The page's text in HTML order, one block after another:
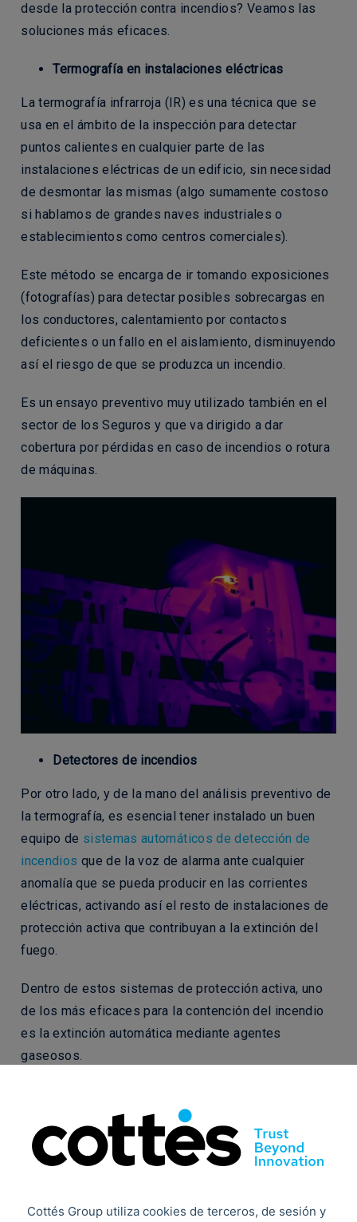
desde la protección contra incendios? Veamos las
soluciones más eficaces.
Termografía en instalaciones eléctricas
La termografía infrarroja (IR) es una técnica que se
usa en el ámbito de la inspección para detectar
puntos calientes en cualquier parte de las
instalaciones eléctricas de un edificio, sin necesidad
de desmontar las mismas (algo sumamente costoso
si hablamos de grandes naves industriales o
establecimientos como centros comerciales).
Este método se encarga de ir tomando exposiciones
(fotografías) para detectar posibles sobrecargas en
los conductores, calentamiento por contactos
deficientes o un fallo en el aislamiento, disminuyendo
así el riesgo de que se produzca un incendio.
Es un ensayo preventivo muy utilizado también en el
sector de los Seguros y que va dirigido a dar
cobertura por pérdidas en caso de incendios o rotura
de máquinas.
Detectores de incendios
Por otro lado, y de la mano del análisis preventivo de
la termografía, es esencial tener instalado un buen
equipo de sistemas automáticos de detección de
incendios que de la voz de alarma ante cualquier
anomalía que se pueda producir en las corrientes
eléctricas, activando así el resto de instalaciones de
protección activa que contribuyan a la extinción del
fuego.
Dentro de estos sistemas de protección activa, uno
de los más eficaces para la contención del incendio
es la extinción automática mediante agentes
gaseosos.
Cottés Group utiliza cookies de terceros, de sesión y